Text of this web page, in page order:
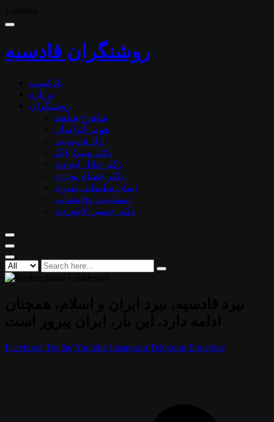
روشنگران قادسیه
پادکست
درباره
روشنگران
شاهرخ شاهید
هومر آبرامیان
آزاد فارسانی
دکتر میترا بابک
دکتر جلال ایجادی
دکتر حسام نوذری
ایمان سلیمانی امیری
اسماعیل وفایغمایی
دکتر حسین لاجوردی
Facebook TwitterYoutube Instagram Telegram Envelope